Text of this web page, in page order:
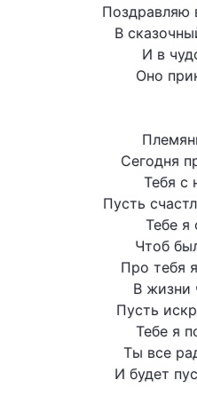
Поздравляю
В
И в
Оно
Сегодня
Тебя с
Пусть
Тебе
Чтоб
Про тебя
В жизни
Пусть
Тебе я
Ты все
И будет